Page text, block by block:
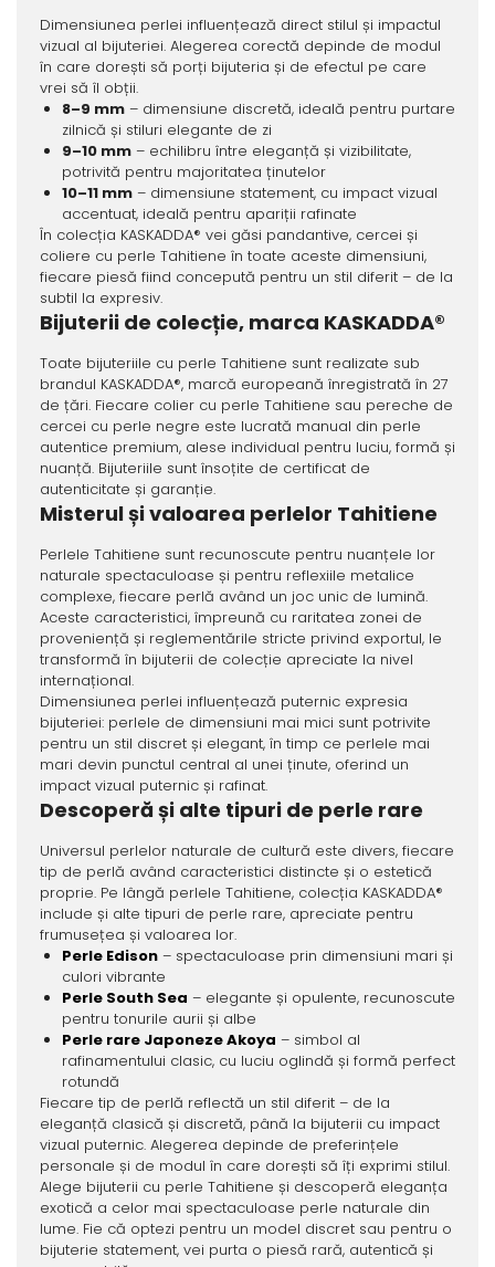
Dimensiunea perlei influențează direct stilul și impactul
vizual al bijuteriei. Alegerea corectă depinde de modul
în care dorești să porți bijuteria și de efectul pe care
vrei să îl obții.
8–9 mm– dimensiune discretă, ideală pentru purtare
zilnică și stiluri elegante de zi
9–10 mm– echilibru între eleganță și vizibilitate,
potrivită pentru majoritatea ținutelor
10–11 mm– dimensiune statement, cu impact vizual
accentuat, ideală pentru apariții rafinate
În colecția KASKADDA® vei găsi pandantive, cercei și
coliere cu perle Tahitiene în toate aceste dimensiuni,
fiecare piesă fiind concepută pentru un stil diferit – de la
subtil la expresiv.
Bijuterii de colecție, marca KASKADDA®
Toate bijuteriile cu perle Tahitiene sunt realizate sub
brandul KASKADDA®, marcă europeană înregistrată în 27
de țări. Fiecare colier cu perle Tahitiene sau pereche de
cercei cu perle negre este lucrată manual din perle
autentice premium, alese individual pentru luciu, formă și
nuanță. Bijuteriile sunt însoțite de certificat de
autenticitate și garanție.
Misterul și valoarea perlelor Tahitiene
Perlele Tahitiene sunt recunoscute pentru nuanțele lor
naturale spectaculoase și pentru reflexiile metalice
complexe, fiecare perlă având un joc unic de lumină.
Aceste caracteristici, împreună cu raritatea zonei de
proveniență și reglementările stricte privind exportul, le
transformă în bijuterii de colecție apreciate la nivel
internațional.
Dimensiunea perlei influențează puternic expresia
bijuteriei: perlele de dimensiuni mai mici sunt potrivite
pentru un stil discret și elegant, în timp ce perlele mai
mari devin punctul central al unei ținute, oferind un
impact vizual puternic și rafinat.
Descoperă și alte tipuri de perle rare
Universul perlelor naturale de cultură este divers, fiecare
tip de perlă având caracteristici distincte și o estetică
proprie. Pe lângă perlele Tahitiene, colecția KASKADDA®
include și alte tipuri de perle rare, apreciate pentru
frumusețea și valoarea lor.
Perle Edison– spectaculoase prin dimensiuni mari și
culori vibrante
Perle South Sea – elegante și opulente, recunoscute
pentru tonurile aurii și albe
Perle rare Japoneze Akoya – simbol al
rafinamentului clasic, cu luciu oglindă și formă perfect
rotundă
Fiecare tip de perlă reflectă un stil diferit – de la
eleganță clasică și discretă, până la bijuterii cu impact
vizual puternic. Alegerea depinde de preferințele
personale și de modul în care dorești să îți exprimi stilul.
Alege bijuterii cu perle Tahitiene și descoperă eleganța
exotică a celor mai spectaculoase perle naturale din
lume. Fie că optezi pentru un model discret sau pentru o
bijuterie statement, vei purta o piesă rară, autentică și